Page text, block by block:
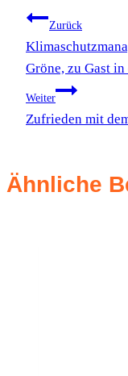
Zurück
Gröne, zu Gast
Weiter
Zufrieden mit
Ähnliche